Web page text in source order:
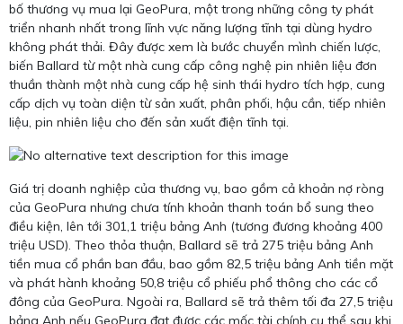
bố thương vụ mua lại GeoPura, một trong những công ty phát
triển nhanh nhất trong lĩnh vực năng lượng tĩnh tại dùng hydro
không phát thải. Đây được xem là bước chuyển mình chiến lược,
biến Ballard từ một nhà cung cấp công nghệ pin nhiên liệu đơn
thuần thành một nhà cung cấp hệ sinh thái hydro tích hợp, cung
cấp dịch vụ toàn diện từ sản xuất, phân phối, hậu cần, tiếp nhiên
liệu, pin nhiên liệu cho đến sản xuất điện tĩnh tại.
Giá trị doanh nghiệp của thương vụ, bao gồm cả khoản nợ ròng
của GeoPura nhưng chưa tính khoản thanh toán bổ sung theo
điều kiện, lên tới 301,1 triệu bảng Anh (tương đương khoảng 400
triệu USD). Theo thỏa thuận, Ballard sẽ trả 275 triệu bảng Anh
tiền mua cổ phần ban đầu, bao gồm 82,5 triệu bảng Anh tiền mặt
và phát hành khoảng 50,8 triệu cổ phiếu phổ thông cho các cổ
đông của GeoPura. Ngoài ra, Ballard sẽ trả thêm tối đa 27,5 triệu
bảng Anh nếu GeoPura đạt được các mốc tài chính cụ thể sau khi